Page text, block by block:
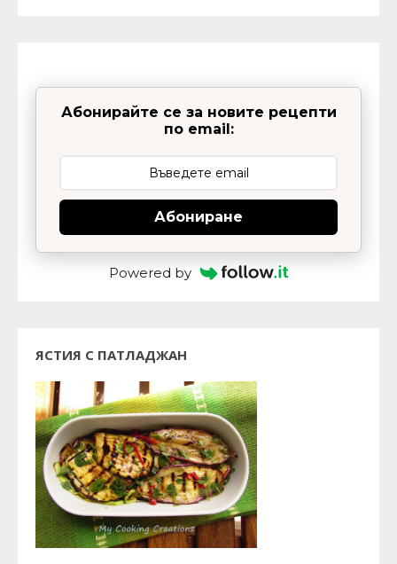
Абонирайте се за новите рецепти
по email:
Абониране
Powered by
ЯСТИЯ С ПАТЛАДЖАН